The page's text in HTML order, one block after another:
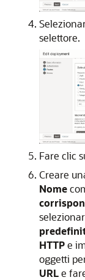
selettore.
Fare clic
Creare
Nome
HTTPe
oggetti
URLe